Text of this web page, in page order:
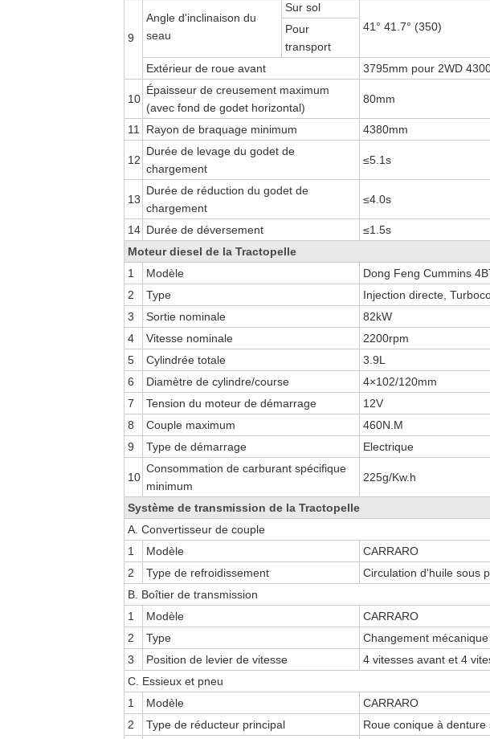
9
Angle d'inclinaison du
seau
Sur sol
41° 41.7° (350)
Pour
transport
Extérieur de roue avant
3795mm pour 2WD
10
Épaisseur de creusement maximum
(avec fond de godet horizontal)
80mm
11 Rayon de braquage minimum 4380mm
12
Durée de levage du godet de
chargement
≤5.1s
13
Durée de réduction du godet de
chargement
≤4.0s
14 Durée de déversement
≤1.5s
Moteur diesel de la Tractopelle
1
Modèle
Dong Feng Cummins
2
Type
Injection directe,
3
Sortie nominale
82kW
4
Vitesse nominale
2200rpm
5
Cylindrée totale
3.9L
6
Diamètre de cylindre/course
4×102/120mm
7
Tension du moteur de démarrage
12V
8
Couple maximum
460N.M
9
Type de démarrage Electrique
10
Consommation de carburant spécifique
minimum
225g/Kw.h
Système de transmission de la Tractopelle
A. Convertisseur de couple
1
Modèle
CARRARO
2
Type de refroidissement
Circulation d'huile sous
B. Boîtier de transmission
1
Modèle
CARRARO
2
Type
Changement
3
Position de levier de vitesse
4 vitesses avant et 4
C. Essieux et pneu
1
Modèle
CARRARO
2
Type de réducteur principal
Roue conique à